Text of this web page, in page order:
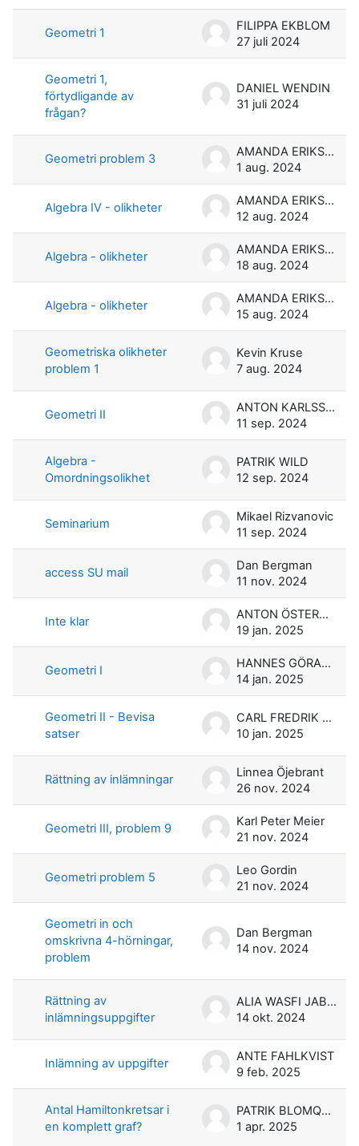
Geometri 1
FILIPPA EKBLOM
27 juli 2024
Geometri 1,
förtydligande av
frågan?
DANIEL WENDIN
31 juli 2024
Geometri problem 3
AMANDA ERIKSSON
1 aug. 2024
Algebra IV - olikheter
AMANDA ERIKSSON
12 aug. 2024
Algebra - olikheter
AMANDA ERIKSSON
18 aug. 2024
Algebra - olikheter
AMANDA ERIKSSON
15 aug. 2024
Geometriska olikheter
problem 1
Kevin Kruse
7 aug. 2024
Geometri II
ANTON KARLSSON
11 sep. 2024
Algebra -
Omordningsolikhet
PATRIK WILD
12 sep. 2024
Seminarium
Mikael Rizvanovic
11 sep. 2024
access SU mail
Dan Bergman
11 nov. 2024
Inte klar
ANTON ÖSTERMAN
19 jan. 2025
Geometri I
HANNES GÖRANSON
14 jan. 2025
Geometri II - Bevisa
satser
CARL FREDRIK TORE SANDWALL
10 jan. 2025
Rättning av inlämningar
Linnea Öjebrant
26 nov. 2024
Geometri III, problem 9
Karl Peter Meier
21 nov. 2024
Geometri problem 5
Leo Gordin
21 nov. 2024
Geometri in och
omskrivna 4-hörningar,
problem
Dan Bergman
14 nov. 2024
Rättning av
inlämningsuppgifter
ALIA WASFI JABAR
14 okt. 2024
Inlämning av uppgifter
ANTE FAHLKVIST
9 feb. 2025
Antal Hamiltonkretsar i
en komplett graf?
PATRIK BLOMQVIST
1 apr. 2025